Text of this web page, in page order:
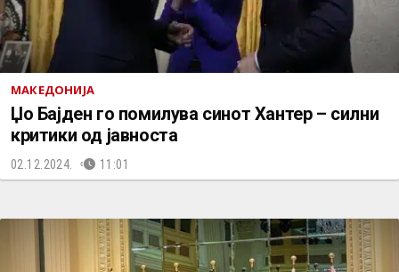
МАКЕДОНИЈА
Џо Бајден го помилува синот Хантер – силни
критики од јавноста
02.12.2024. 11:01